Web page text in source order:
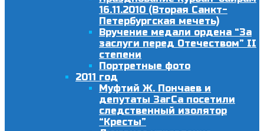
16.11.2010 (Вторая Санкт-
Петербургская мечеть)
Вручение медали ордена “За
заслуги перед Отечеством” II
степени
Портретные фото
2011 год
Муфтий Ж. Пончаев и
депутаты ЗагСа посетили
следственный изолятор
“Кресты”